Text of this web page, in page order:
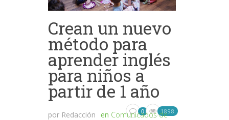
Crean un nuevo
método para
aprender inglés
para niños a
partir de 1 año
por Redacción en Comunicados de
0 1898